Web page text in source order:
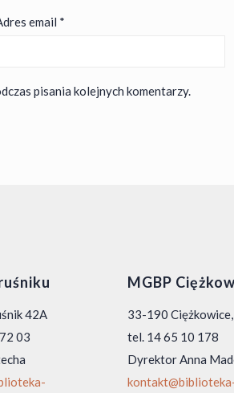
email *
pisania kolejnych komentarzy.
42A
03
MGBP
33-190
tel. 14 65 10 178
Dyrektor Anna